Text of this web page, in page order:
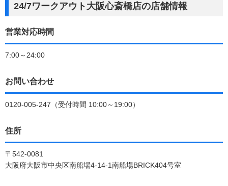
24/7ワークアウト大阪心斎橋店の店舗情報
営業対応時間
7:00～24:00
お問い合わせ
0120-005-247（受付時間 10:00～19:00）
住所
〒542-0081
大阪府大阪市中央区南船場4-14-1南船場BRICK404号室